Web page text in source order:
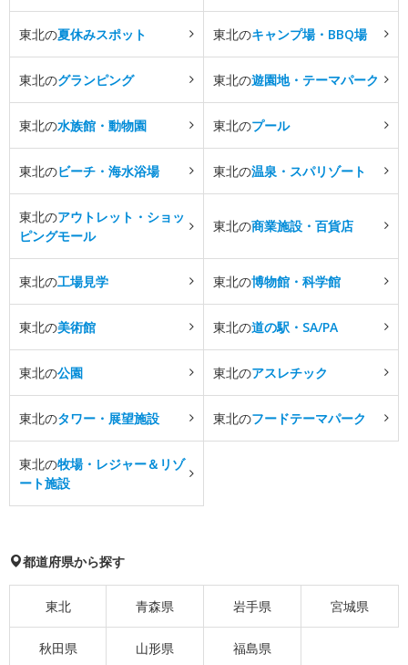
東北の夏休みスポット 東北のキャンプ場・BBQ場
東北のグランピング 東北の遊園地・テーマパーク
東北の水族館・動物園 東北のプール
東北のビーチ・海水浴場 東北の温泉・スパリゾート
東北のアウトレット・ショッ
ピングモール
東北の商業施設・百貨店
東北の工場見学 東北の博物館・科学館
東北の美術館 東北の道の駅・SA/PA
東北の公園 東北のアスレチック
東北のタワー・展望施設 東北のフードテーマパーク
東北の牧場・レジャー＆リゾ
ート施設
都道府県から探す
東北 青森県 岩手県 宮城県
秋田県 山形県 福島県